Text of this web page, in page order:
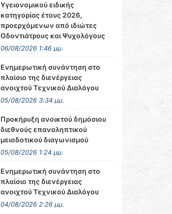
Υγειονομικού ειδικής
κατηγορίας έτους 2026,
προερχόμενων από ιδιώτες
Οδοντιάτρους και Ψυχολόγους
06/08/2026 1:46 μμ.
Ενημερωτική συνάντηση στο
πλαίσιο της διενέργειας
ανοιχτού Τεχνικού Διαλόγου
05/08/2026 3:34 μμ.
Προκήρυξη ανοικτού δημόσιου
διεθνούς επαναληπτικού
μειοδοτικού διαγωνισμού
05/08/2026 1:24 μμ.
Ενημερωτική συνάντηση στο
πλαίσιο της διενέργειας
ανοιχτού Τεχνικού Διαλόγου
04/08/2026 2:26 μμ.